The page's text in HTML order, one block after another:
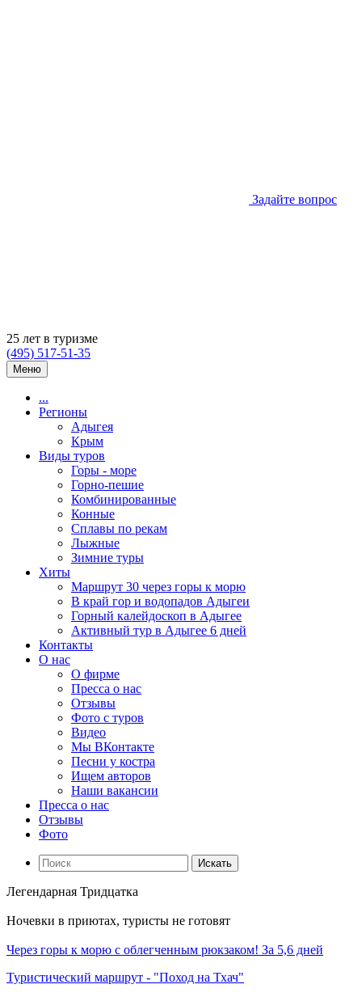
Задайте вопрос
25 лет в туризме
(495) 517-51-35
Меню
...
Регионы
Адыгея
Крым
Виды туров
Горы - море
Горно-пешие
Комбинированные
Конные
Сплавы по рекам
Лыжные
Зимние туры
Хиты
Маршрут 30 через горы к морю
В край гор и водопадов Адыгеи
Горный калейдоскоп в Адыгее
Активный тур в Адыгее 6 дней
Контакты
О нас
О фирме
Пресса о нас
Отзывы
Фото с туров
Видео
Мы ВКонтакте
Песни у костра
Ищем авторов
Наши вакансии
Пресса о нас
Отзывы
Фото
Искать
Легендарная Тридцатка
Ночевки в приютах, туристы не готовят
Через горы к морю с облегченным рюкзаком! За 5,6 дней
Туристический маршрут - "Поход на Тхач"